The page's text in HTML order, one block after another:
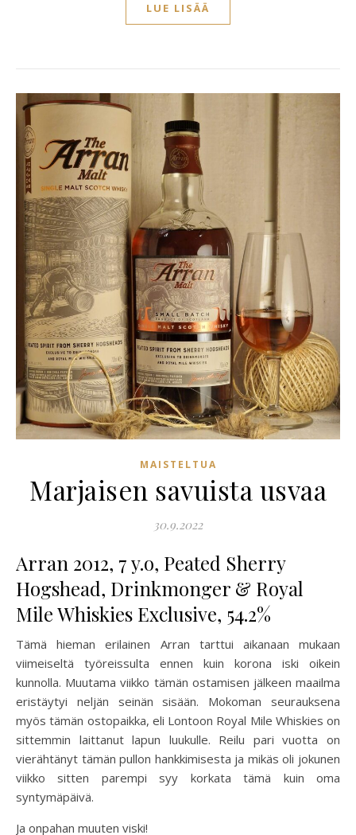
LUE LISÄÄ
MAISTELTUA
Marjaisen savuista usvaa
30.9.2022
Arran 2012, 7 y.o, Peated Sherry
Hogshead, Drinkmonger & Royal
Mile Whiskies Exclusive, 54.2%
Tämä hieman erilainen Arran tarttui aikanaan mukaan
viimeiseltä työreissulta ennen kuin korona iski oikein
kunnolla. Muutama viikko tämän ostamisen jälkeen maailma
eristäytyi neljän seinän sisään. Mokoman seurauksena
myös tämän ostopaikka, eli Lontoon Royal Mile Whiskies on
sittemmin laittanut lapun luukulle. Reilu pari vuotta on
vierähtänyt tämän pullon hankkimisesta ja mikäs oli jokunen
viikko sitten parempi syy korkata tämä kuin oma
syntymäpäivä.
Ja onpahan muuten viski!